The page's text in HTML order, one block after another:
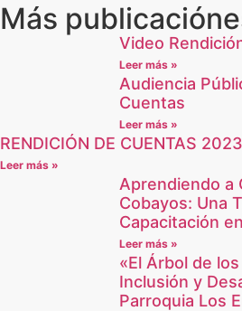
Más
Video
Leer más »
Audiencia
Cuentas
Leer más »
RENDICIÓN DE CUENTAS 2023
Leer más »
Aprendiendo a
Cobayos: Una
Capacitación
Leer más »
«El Árbol de
Inclusión y
Parroquia Los